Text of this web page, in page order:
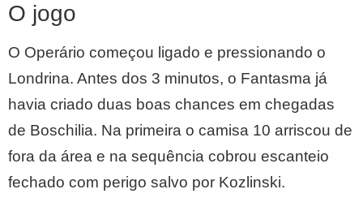
O jogo
O Operário começou ligado e pressionando o
Londrina. Antes dos 3 minutos, o Fantasma já
havia criado duas boas chances em chegadas
de Boschilia. Na primeira o camisa 10 arriscou de
fora da área e na sequência cobrou escanteio
fechado com perigo salvo por Kozlinski.